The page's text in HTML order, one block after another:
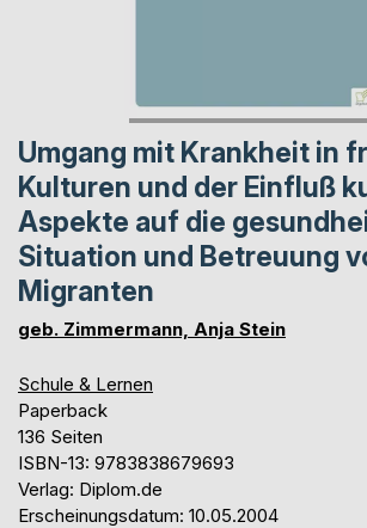
Umgang mit Krankheit in
Kulturen und der Einfluß
Aspekte auf die
Situation und Betreuung
Migranten
geb. Zimmermann, Anja Stein
Schule & Lernen
Paperback
136 Seiten
ISBN-13: 9783838679693
Verlag: Diplom.de
Erscheinungsdatum: 10.05.2004